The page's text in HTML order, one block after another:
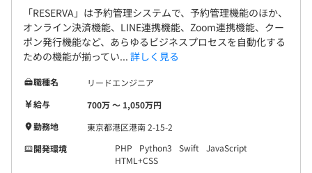
「RESERVA」は予約管理システムで、予約管理機能のほか、
オンライン決済機能、LINE連携機能、Zoom連携機能、クー
ポン発行機能など、あらゆるビジネスプロセスを自動化する
ための機能が揃ってい... 詳しく見る
職種名
リードエンジニア
給与
700万 〜 1,050万円
勤務地
東京都港区港南 2-15-2
開発環境
PHP Python3 Swift
JavaScript
HTML+CSS